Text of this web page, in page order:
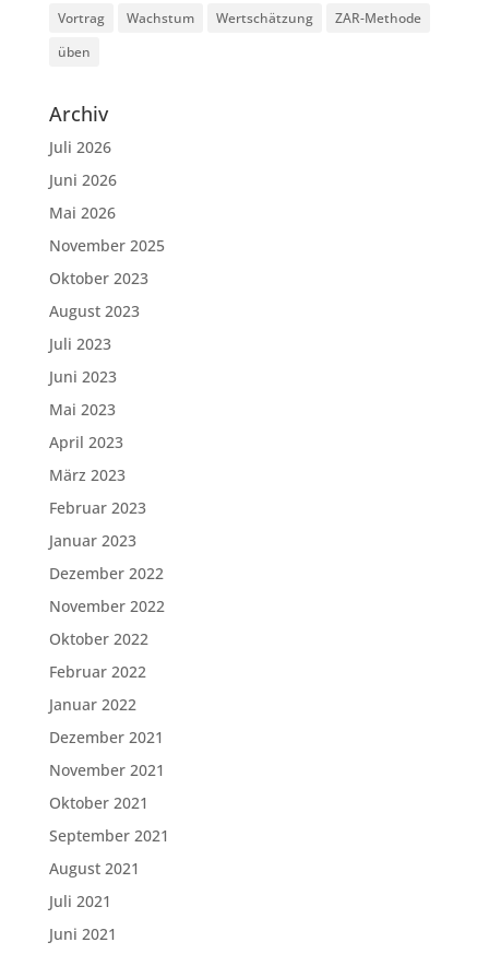
Vortrag
Wachstum Wertschätzung
ZAR-Methode
üben
Archiv
Juli 2026
Juni 2026
Mai 2026
November 2025
Oktober 2023
August 2023
Juli 2023
Juni 2023
Mai 2023
April 2023
März 2023
Februar 2023
Januar 2023
Dezember 2022
November 2022
Oktober 2022
Februar 2022
Januar 2022
Dezember 2021
November 2021
Oktober 2021
September 2021
August 2021
Juli 2021
Juni 2021